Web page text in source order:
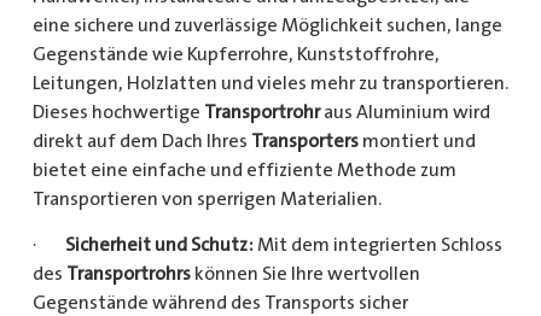
eine sichere und zuverlässige Möglichkeit suchen, lange
Gegenstände wie Kupferrohre, Kunststoffrohre,
Leitungen, Holzlatten und vieles mehr zu transportieren.
Dieses hochwertige Transportrohraus Aluminium wird
direkt auf dem Dach Ihres Transportersmontiert und
bietet eine einfache und effiziente Methode zum
Transportieren von sperrigen Materialien.
· Sicherheit und Schutz: Mit dem integrierten Schloss
des Transportrohrskönnen Sie Ihre wertvollen
Gegenstände während des Transports sicher